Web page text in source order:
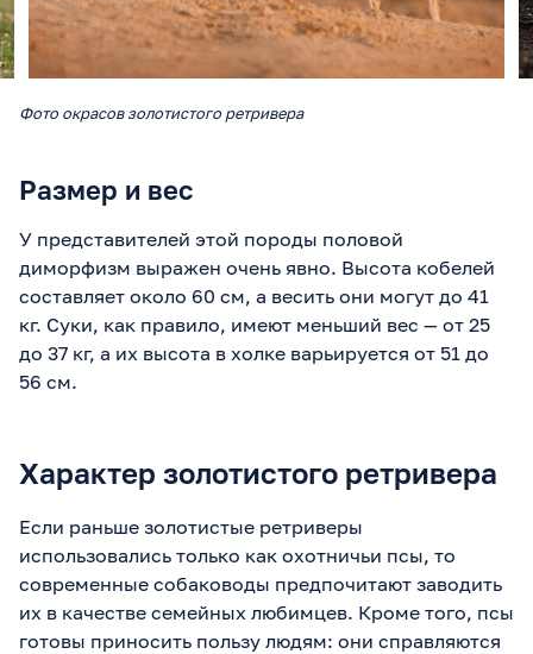
Фото окрасов золотистого ретривера
Размер и вес
У представителей этой породы половой
диморфизм выражен очень явно. Высота кобелей
составляет около 60 см, а весить они могут до 41
кг. Суки, как правило, имеют меньший вес — от 25
до 37 кг, а их высота в холке варьируется от 51 до
56 см.
Характер золотистого ретривера
Если раньше золотистые ретриверы
использовались только как охотничьи псы, то
современные собаководы предпочитают заводить
их в качестве семейных любимцев. Кроме того, псы
готовы приносить пользу людям: они справляются